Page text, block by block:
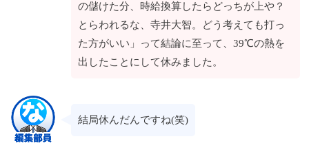
の儲けた分、時給換算したらどっちが上や？
とらわれるな、寺井大智。どう考えても打っ
た方がいい」って結論に至って、39℃の熱を
出したことにして休みました。
結局休んだんですね(笑)